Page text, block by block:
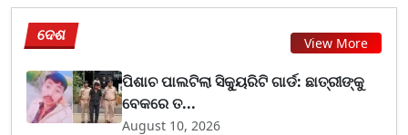
ଦେଶ View More
ପିଶାଚ ପାଲଟିଲା ସିକ୍ୟୁରିଟି ଗାର୍ଡ: ଛାତ୍ରୀଙ୍କୁ
ବେକରେ ତ...
August 10, 2026